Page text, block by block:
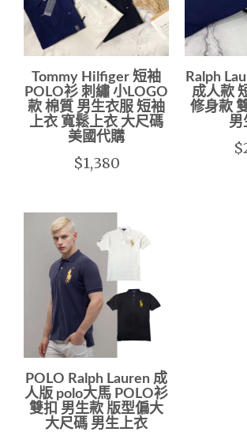
Tommy Hilfiger 短袖
POLO衫 刺繡 小LOGO
款 棉質 男生衣服 短袖
上衣 寬鬆上衣 大尺碼
美國代購
$1,380
Ralph
成人款
修身款
男
POLO Ralph Lauren 成
人版 polo大馬 POLO衫
雙扣 男生款 版型偏大
大尺碼 男生上衣